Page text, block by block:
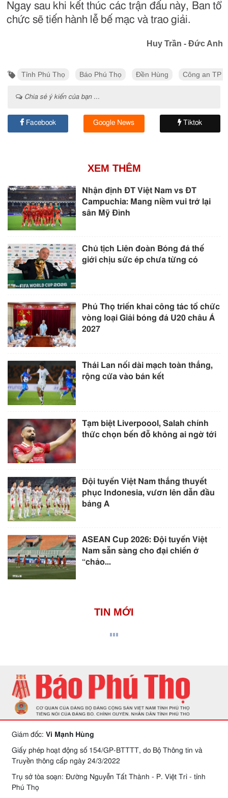
Ngay sau khi kết thúc các trận đấu này, Ban tổ
chức sẽ tiến hành lễ bế mạc và trao giải.
Huy Trần - Đức Anh
Tỉnh Phú Thọ Báo Phú Thọ Đền Hùng Công an TP
Chia sẻ ý kiến của bạn ...
Facebook Google News Tiktok
XEM THÊM
Nhận định ĐT Việt Nam vs ĐT
Campuchia: Mang niềm vui trở lại
sân Mỹ Đình
Chủ tịch Liên đoàn Bóng đá thế
giới chịu sức ép chưa từng có
Phú Thọ triển khai công tác tổ chức
vòng loại Giải bóng đá U20 châu Á
2027
Thái Lan nối dài mạch toàn thắng,
rộng cửa vào bán kết
Tạm biệt Liverpoool, Salah chính
thức chọn bến đỗ không ai ngờ tới
Đội tuyển Việt Nam thắng thuyết
phục Indonesia, vươn lên dẫn đầu
bảng A
ASEAN Cup 2026: Đội tuyển Việt
Nam sẵn sàng cho đại chiến ở
“chảo...
TIN MỚI
Giám đốc: Vi Mạnh Hùng
Giấy phép hoạt động số 154/GP-BTTTT, do Bộ Thông tin và
Truyền thông cấp ngày 24/3/2022
Trụ sở tòa soạn: Đường Nguyễn Tất Thành - P. Việt Trì - tỉnh
Phú Thọ